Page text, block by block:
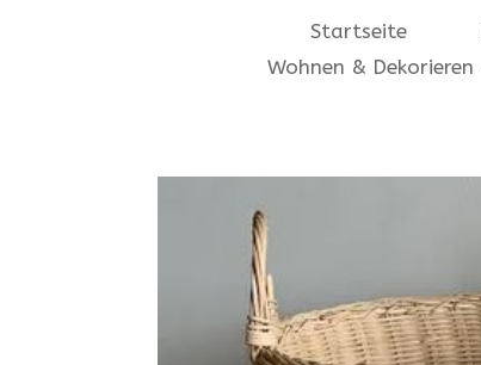
Startseite
Wohnen & Dekorieren